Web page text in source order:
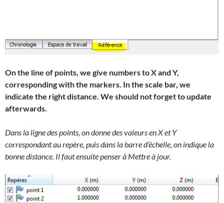
On the line of points, we give numbers to X and Y,
corresponding with the markers. In the scale bar, we
indicate the right distance. We should not forget to update
afterwards.
Dans la ligne des points, on donne des valeurs en X et Y
correspondant au repère, puis dans la barre d’échelle, on indique la
bonne distance. Il faut ensuite penser à Mettre à jour.